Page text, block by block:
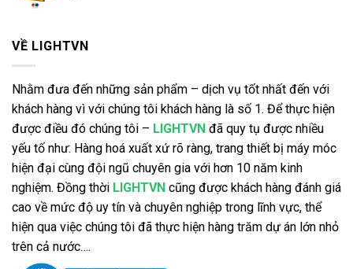
VỀ LIGHTVN
Nhằm đưa đến những sản phẩm – dịch vụ tốt nhất đến với
khách hàng vì với chúng tôi khách hàng là số 1. Để thực hiện
được điều đó chúng tôi – LIGHTVN đã quy tụ được nhiều
yếu tố như: Hàng hoá xuất xứ rõ ràng, trang thiết bị máy móc
hiện đại cùng đội ngũ chuyên gia với hơn 10 năm kinh
nghiệm. Đồng thời LIGHTVN cũng được khách hàng đánh giá
cao về mức độ uy tín và chuyên nghiệp trong lĩnh vực, thể
hiện qua việc chúng tôi đã thực hiện hàng trăm dự án lớn nhỏ
trên cả nước….